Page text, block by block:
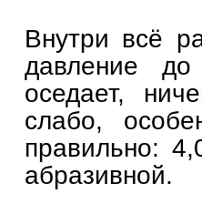
Внутри всё
давление
оседает,
слабо,
правильно:
абразивной.